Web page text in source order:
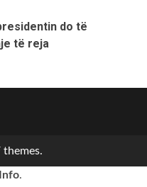
do të
të reja
themes.
.